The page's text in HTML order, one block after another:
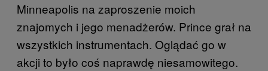
Minneapolis na zaproszenie moich
znajomych i jego menadżerów. Prince grał na
wszystkich instrumentach. Oglądać go w
akcji to było coś naprawdę niesamowitego.